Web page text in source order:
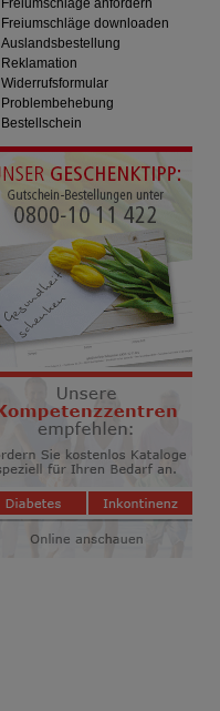
Freiumschläge anfordern
Freiumschläge downloaden
Auslandsbestellung
Reklamation
Widerrufsformular
Problembehebung
Bestellschein